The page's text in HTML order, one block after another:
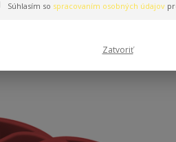
Original
Súhlasím so spracovaním osobných údajov
Zatvoriť